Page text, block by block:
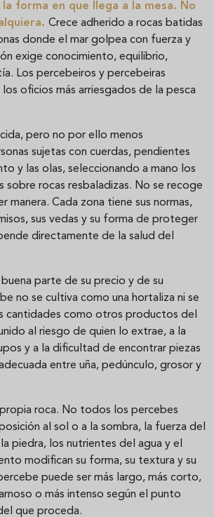
forma en que llega a la mesa. No
Crece adherido a rocas batidas
donde el mar golpea con fuerza y
exige conocimiento, equilibrio,
Los percebeiros y percebeiras
oficios más arriesgados de la pesca
pero no por ello menos
sujetas con cuerdas, pendientes
y las olas, seleccionando a mano los
sobre rocas resbaladizas. No se recoge
manera. Cada zona tiene sus normas,
sus vedas y su forma de proteger
directamente de la salud del
parte de su precio y de su
no se cultiva como una hortaliza ni se
cantidades como otros productos del
al riesgo de quien lo extrae, a la
y a la dificultad de encontrar piezas
entre uña, pedúnculo, grosor y
propia roca. No todos los percebes
al sol o a la sombra, la fuerza del
piedra, los nutrientes del agua y el
modifican su forma, su textura y su
puede ser más largo, más corto,
o más intenso según el punto
que proceda.